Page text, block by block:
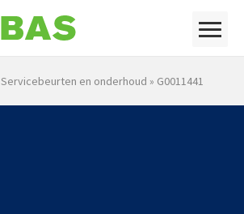
Servicebeurten en onderhoud » G0011441